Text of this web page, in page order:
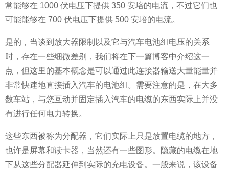
常能够在 1000 伏电压下提供 350 安培的电流，不过它们也
可能能够在 700 伏电压下提供 500 安培的电流。
是的，当谈到放大器限制以及它与汽车电池组电压的关系
时，存在一些细微差别，我们将在下一篇博客中介绍这一
点，但这里的基本概念是可以通过此连接器输送大量能量并
非常快速地直接插入汽车的电池组。需要注意的是，在大多
数车站，与您互动并固定插入汽车的电缆的东西实际上并没
有进行任何电力转换。
这些东西被称为分配器，它们实际上只是放置电缆的地方，
也许是屏幕和读卡器，当然还有一些图形。隐藏的电缆在地
下从这些分配器延伸到实际的充电设备。一般来说，该设备